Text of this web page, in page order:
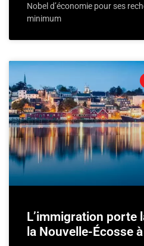
Nobel d’économie pour ses
minimum
L’immigration porte
la Nouvelle-Écosse